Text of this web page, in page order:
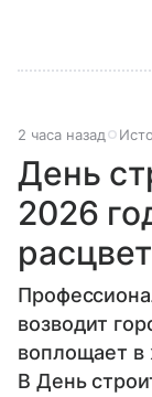
2 часа назад
День
2026
возводит
воплощает в
В День